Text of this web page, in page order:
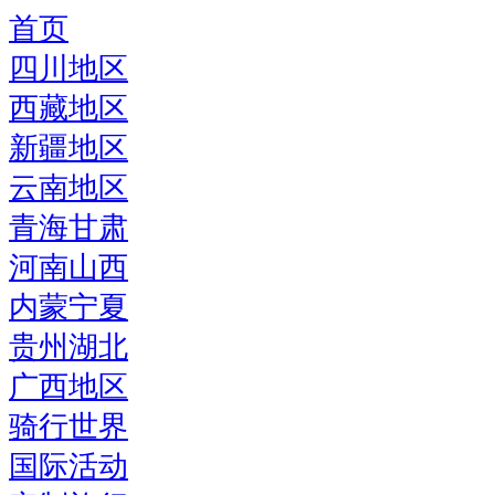
首页
四川地区
西藏地区
新疆地区
云南地区
青海甘肃
河南山西
内蒙宁夏
贵州湖北
广西地区
骑行世界
国际活动